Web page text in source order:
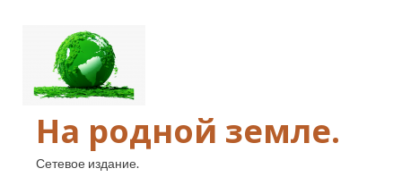
На родной земле.
Сетевое издание.